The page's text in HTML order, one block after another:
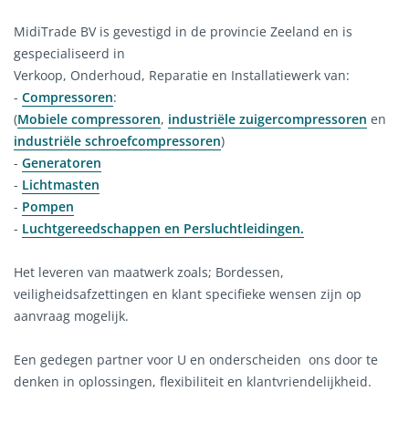
MidiTrade BV is gevestigd in de provincie Zeeland en is
gespecialiseerd in
Verkoop, Onderhoud, Reparatie en Installatiewerk van:
- Compressoren:
(Mobiele compressoren, industriële zuigercompressoren en
industriële schroefcompressoren)
- Generatoren
- Lichtmasten
- Pompen
- Luchtgereedschappen en Persluchtleidingen.
Het leveren van maatwerk zoals; Bordessen,
veiligheidsafzettingen en klant specifieke wensen zijn op
aanvraag mogelijk.
Een gedegen partner voor U en onderscheiden ons door te
denken in oplossingen, flexibiliteit en klantvriendelijkheid.